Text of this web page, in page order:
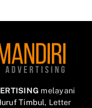
melayani
Timbul, Letter